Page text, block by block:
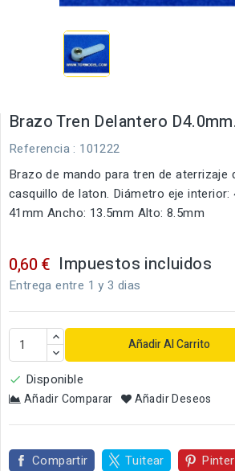
Brazo Tren Delantero D4.0mm.
Referencia : 101222
Brazo de mando para tren de aterrizaje
casquillo de laton. Diámetro eje interior:
41mm Ancho: 13.5mm Alto: 8.5mm
0,60 € Impuestos incluidos
Entrega entre 1 y 3 dias
Añadir Al Carrito
 Disponible
Añadir Comparar Añadir Deseos
Compartir Tuitear